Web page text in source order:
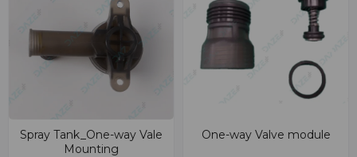
Spray Tank_One-way Vale
Mounting
One-way Valve module